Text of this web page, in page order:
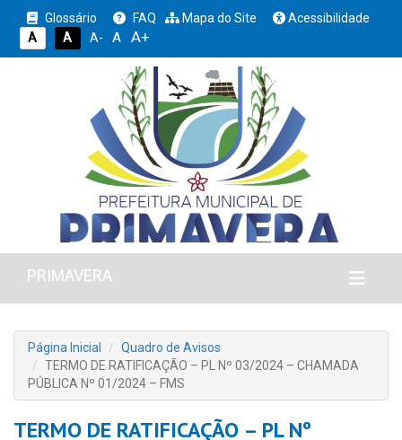
Glossário FAQ Mapa do Site
Acessibilidade
A
A A- A A+
PRIMAVERA
Página Inicial
Quadro de Avisos
TERMO DE RATIFICAÇÃO – PL Nº 03/2024 – CHAMADA
PÚBLICA Nº 01/2024 – FMS
TERMO DE RATIFICAÇÃO – PL Nº